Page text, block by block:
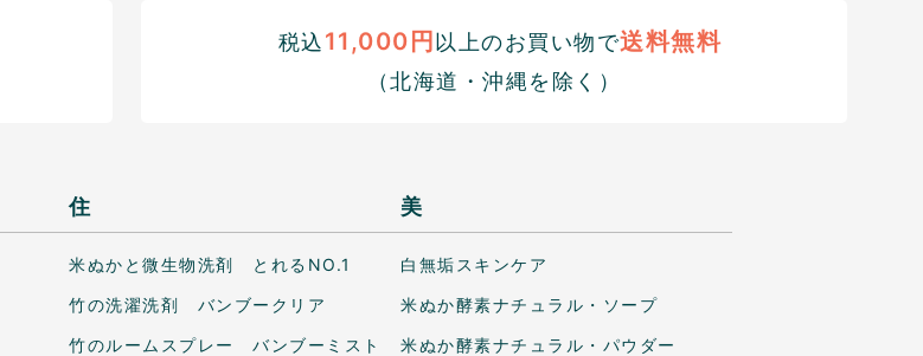
税込11,000円 以上のお買い物で送料無料
（北海道・沖縄を除く）
住
米ぬかと微生物洗剤 とれるNO.1
竹の洗濯洗剤 バンブークリア
竹のルームスプレー バンブーミスト
美
白無垢スキンケア
米ぬか酵素ナチュラル・ソープ
米ぬか酵素ナチュラル・パウダー